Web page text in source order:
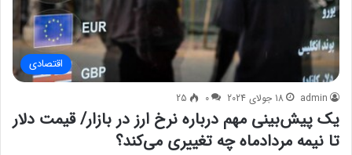
اقتصادی
admin 18 جولای 2024 0
25
یک پیش‌بینی مهم درباره نرخ ارز در بازار/ قیمت دلار
تا نیمه مردادماه چه تغییری می‌کند؟